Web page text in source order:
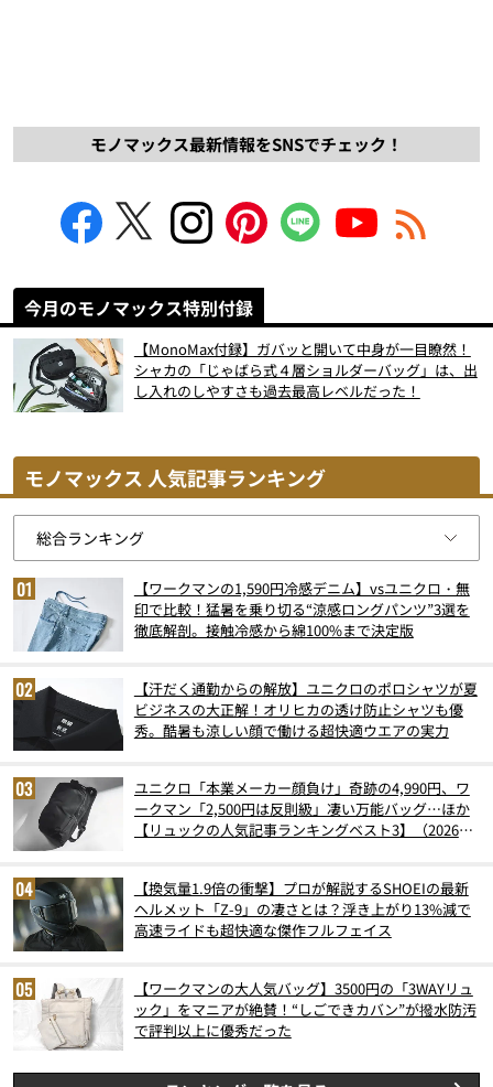
モノマックス最新情報をSNSでチェック！
今月のモノマックス特別付録
【MonoMax付録】ガバッと開いて中身が一目瞭然！
シャカの「じゃばら式４層ショルダーバッグ」は、出
し入れのしやすさも過去最高レベルだった！
モノマックス 人気記事ランキング
【ワークマンの1,590円冷感デニム】vsユニクロ・無
印で比較！猛暑を乗り切る“涼感ロングパンツ”3選を
徹底解剖。接触冷感から綿100%まで決定版
【汗だく通勤からの解放】ユニクロのポロシャツが夏
ビジネスの大正解！オリヒカの透け防止シャツも優
秀。酷暑も涼しい顔で働ける超快適ウエアの実力
ユニクロ「本業メーカー顔負け」奇跡の4,990円、ワ
ークマン「2,500円は反則級」凄い万能バッグ…ほか
【リュックの人気記事ランキングベスト3】（2026年
【換気量1.9倍の衝撃】プロが解説するSHOEIの最新
ヘルメット「Z-9」の凄さとは？浮き上がり13%減で
高速ライドも超快適な傑作フルフェイス
【ワークマンの大人気バッグ】3500円の「3WAYリュ
ック」をマニアが絶賛！“しごできカバン”が撥水防汚
で評判以上に優秀だった